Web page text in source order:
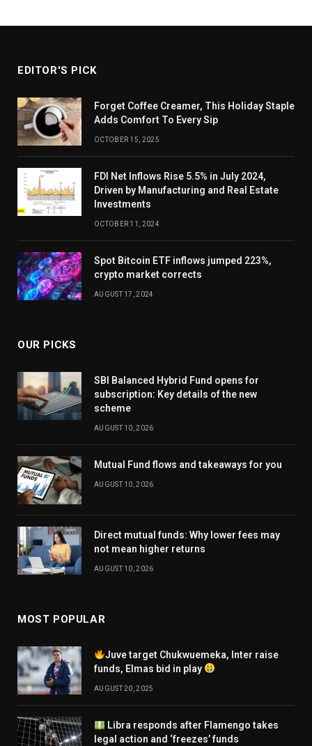
EDITOR'S PICK
Forget Coffee Creamer, This Holiday Staple
Adds Comfort To Every Sip
OCTOBER 15, 2025
FDI Net Inflows Rise 5.5% in July 2024,
Driven by Manufacturing and Real Estate
Investments
OCTOBER 11, 2024
Spot Bitcoin ETF inflows jumped 223%,
crypto market corrects
AUGUST 17, 2024
OUR PICKS
SBI Balanced Hybrid Fund opens for
subscription: Key details of the new
scheme
AUGUST 10, 2026
Mutual Fund flows and takeaways for you
AUGUST 10, 2026
Direct mutual funds: Why lower fees may
not mean higher returns
AUGUST 10, 2026
MOST POPULAR
Juve target Chukwuemeka, Inter raise
funds, Elmas bid in play
AUGUST 20, 2025
Libra responds after Flamengo takes
legal action and ‘freezes’ funds